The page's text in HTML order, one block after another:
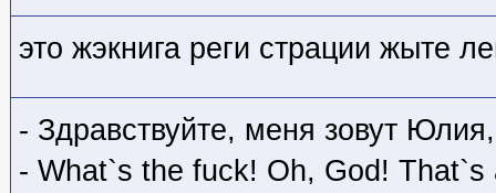
это жэкнига реги страции жыте
- Здравствуйте, меня зовут
- What`s the fuck! Oh, God! That`s